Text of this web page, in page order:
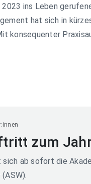
ins Leben
hat sich in
konsequenter
zum
ab sofort die